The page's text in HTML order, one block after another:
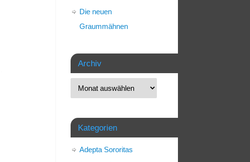
Die neuen
Graummähnen
Archiv
Kategorien
Adepta Sororitas